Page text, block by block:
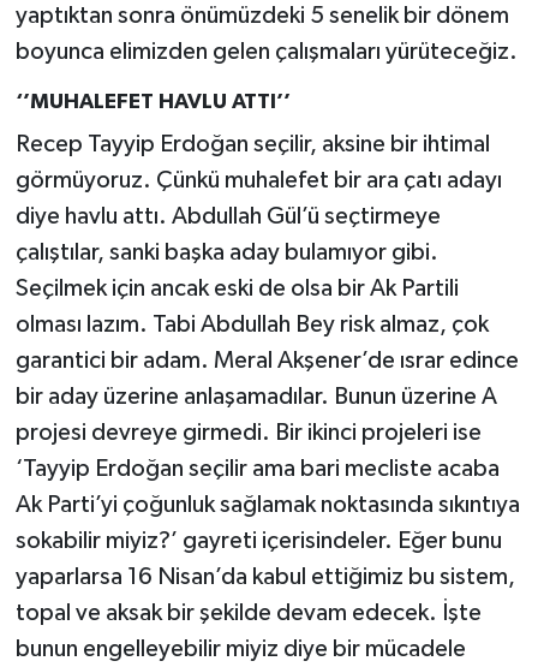
yaptıktan sonra önümüzdeki 5 senelik bir dönem
boyunca elimizden gelen çalışmaları yürüteceğiz.
‘’MUHALEFET HAVLU ATTI’’
Recep Tayyip Erdoğan seçilir, aksine bir ihtimal
görmüyoruz. Çünkü muhalefet bir ara çatı adayı
diye havlu attı. Abdullah Gül’ü seçtirmeye
çalıştılar, sanki başka aday bulamıyor gibi.
Seçilmek için ancak eski de olsa bir Ak Partili
olması lazım. Tabi Abdullah Bey risk almaz, çok
garantici bir adam. Meral Akşener’de ısrar edince
bir aday üzerine anlaşamadılar. Bunun üzerine A
projesi devreye girmedi. Bir ikinci projeleri ise
‘Tayyip Erdoğan seçilir ama bari mecliste acaba
Ak Parti’yi çoğunluk sağlamak noktasında sıkıntıya
sokabilir miyiz?’ gayreti içerisindeler. Eğer bunu
yaparlarsa 16 Nisan’da kabul ettiğimiz bu sistem,
topal ve aksak bir şekilde devam edecek. İşte
bunun engelleyebilir miyiz diye bir mücadele